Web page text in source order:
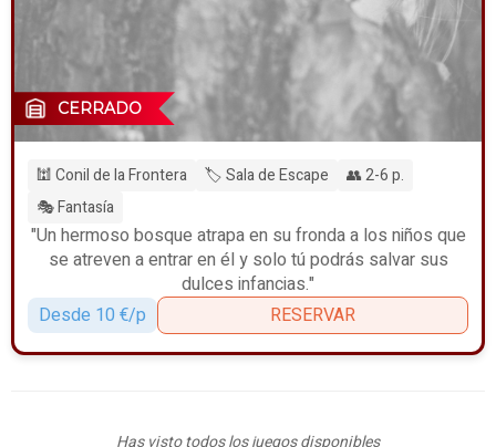
CERRADO
🕍 Conil de la Frontera 🏷️ Sala de Escape
👥 2-6 p.
🎭 Fantasía
"Un hermoso bosque atrapa en su fronda a los niños que
se atreven a entrar en él y solo tú podrás salvar sus
dulces infancias."
Desde 10 €/p
RESERVAR
Has visto todos los juegos disponibles